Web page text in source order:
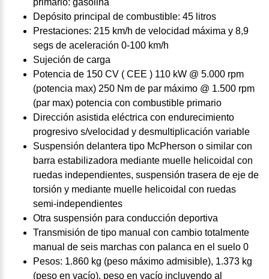
Depósito principal de combustible: 45 litros
Prestaciones: 215 km/h de velocidad máxima y 8,9
segs de aceleración 0-100 km/h
Sujeción de carga
Potencia de 150 CV ( CEE ) 110 kW @ 5.000 rpm
(potencia max) 250 Nm de par máximo @ 1.500 rpm
(par max) potencia con combustible primario
Dirección asistida eléctrica con endurecimiento
progresivo s/velocidad y desmultiplicación variable
Suspensión delantera tipo McPherson o similar con
barra estabilizadora mediante muelle helicoidal con
ruedas independientes, suspensión trasera de eje de
torsión y mediante muelle helicoidal con ruedas
semi-independientes
Otra suspensión para conducción deportiva
Transmisión de tipo manual con cambio totalmente
manual de seis marchas con palanca en el suelo 0
Pesos: 1.860 kg (peso máximo admisible), 1.373 kg
(peso en vacío), peso en vacío incluyendo al